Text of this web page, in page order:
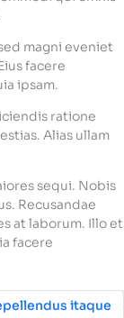
magni eveniet
facere
ipsam.
ratione
Alias ullam
sequi. Nobis
Recusandae
at laborum. Illo et
facere
itaque